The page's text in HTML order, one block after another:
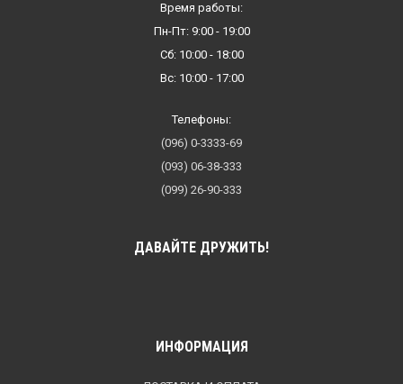
Время работы:
Пн-Пт: 9:00 - 19:00
Сб: 10:00 - 18:00
Вс: 10:00 - 17:00
Телефоны:
(096) 0-3333-69
(093) 06-38-333
(099) 26-90-333
ДАВАЙТЕ ДРУЖИТЬ!
ИНФОРМАЦИЯ